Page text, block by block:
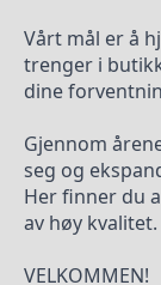
Vårt mål er å
trenger i
dine
Gjennom
seg og
Her finner du
av høy kvalitet.
VELKOMMEN!